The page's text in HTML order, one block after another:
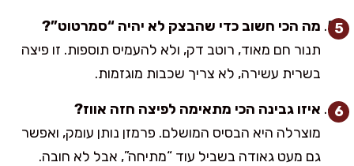
מה הכי חשוב כדי שהבצק לא יהיה “סמרטוט”?
תנור חם מאוד, רוטב דק, ולא להעמיס תוספות. זו פיצה
בשרית עשירה, לא צריך שכבות מוגזמות.
איזו גבינה הכי מתאימה לפיצה חזה אווז?
מוצרלה היא הבסיס המושלם. פרמזן נותן עומק, ואפשר
גם מעט גאודה בשביל עוד “מתיחה”, אבל לא חובה.